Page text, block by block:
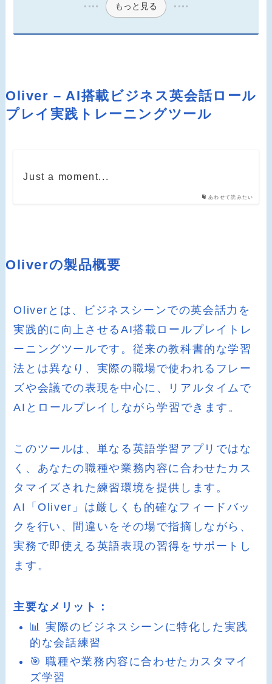
もっと見る
Oliver – AI搭載ビジネス英会話ロール
プレイ実践トレーニングツール
あわせて読みたい
Just a moment...
Oliverの製品概要
Oliverとは、ビジネスシーンでの英会話力を
実践的に向上させるAI搭載ロールプレイトレ
ーニングツールです。従来の教科書的な学習
法とは異なり、実際の職場で使われるフレー
ズや会議での表現を中心に、リアルタイムで
AIとロールプレイしながら学習できます。
このツールは、単なる英語学習アプリではな
く、あなたの職種や業務内容に合わせたカス
タマイズされた練習環境を提供します。
AI「Oliver」は厳しくも的確なフィードバッ
クを行い、間違いをその場で指摘しながら、
実務で即使える英語表現の習得をサポートし
ます。
主要なメリット：
📊 実際のビジネスシーンに特化した実践
的な会話練習
🎯 職種や業務内容に合わせたカスタマイ
ズ学習